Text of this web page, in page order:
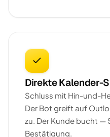
Direkte Kalender-
Schluss mit Hin-und-
Der Bot greift auf
zu. Der Kunde bucht —
Bestätigung.